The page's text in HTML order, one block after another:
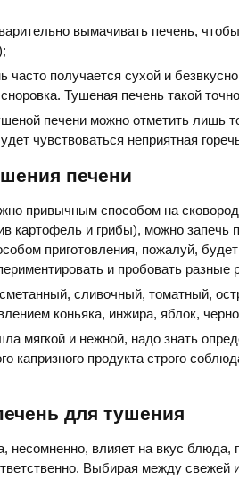
вымачивать печень,
часто получается сухой и
Тушеная печень такой
печени можно отметить лишь
чувствоваться неприятная
печени
привычным способом на
картофель и грибы), можно запечь
приготовления, пожалуй,
и пробовать разные
сливочный, томатный,
коньяка, инжира, яблок,
мягкой и нежной, надо знать
капризного продукта строго
для тушения
несомненно, влияет на вкус
Выбирая между свежей